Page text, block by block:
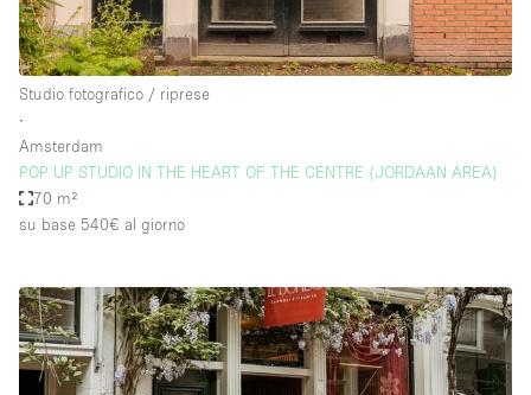
Studio fotografico / riprese
∙
Amsterdam
POP UP STUDIO IN THE HEART OF THE CENTRE (JORDAAN AREA)
70 m²
su base 540€ al giorno